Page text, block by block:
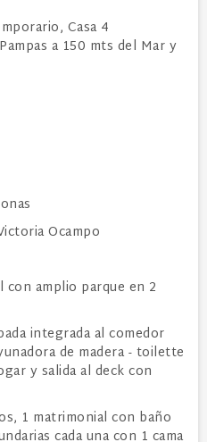
Casa 4
a 150 mts del Mar y
Ocampo
amplio parque en 2
integrada al comedor
de madera - toilette
y salida al deck con
1 matrimonial con baño
cada una con 1 cama